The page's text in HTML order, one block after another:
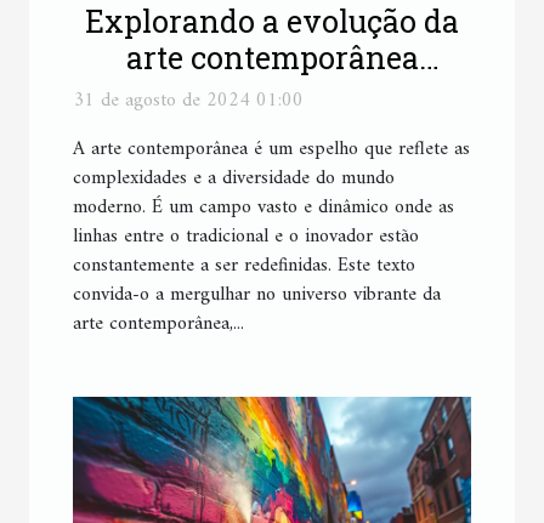
Explorando a evolução da
arte contemporânea
através das obras de um
pintor moderno
31 de agosto de 2024 01:00
A arte contemporânea é um espelho que reflete as
complexidades e a diversidade do mundo
moderno. É um campo vasto e dinâmico onde as
linhas entre o tradicional e o inovador estão
constantemente a ser redefinidas. Este texto
convida-o a mergulhar no universo vibrante da
arte contemporânea,...